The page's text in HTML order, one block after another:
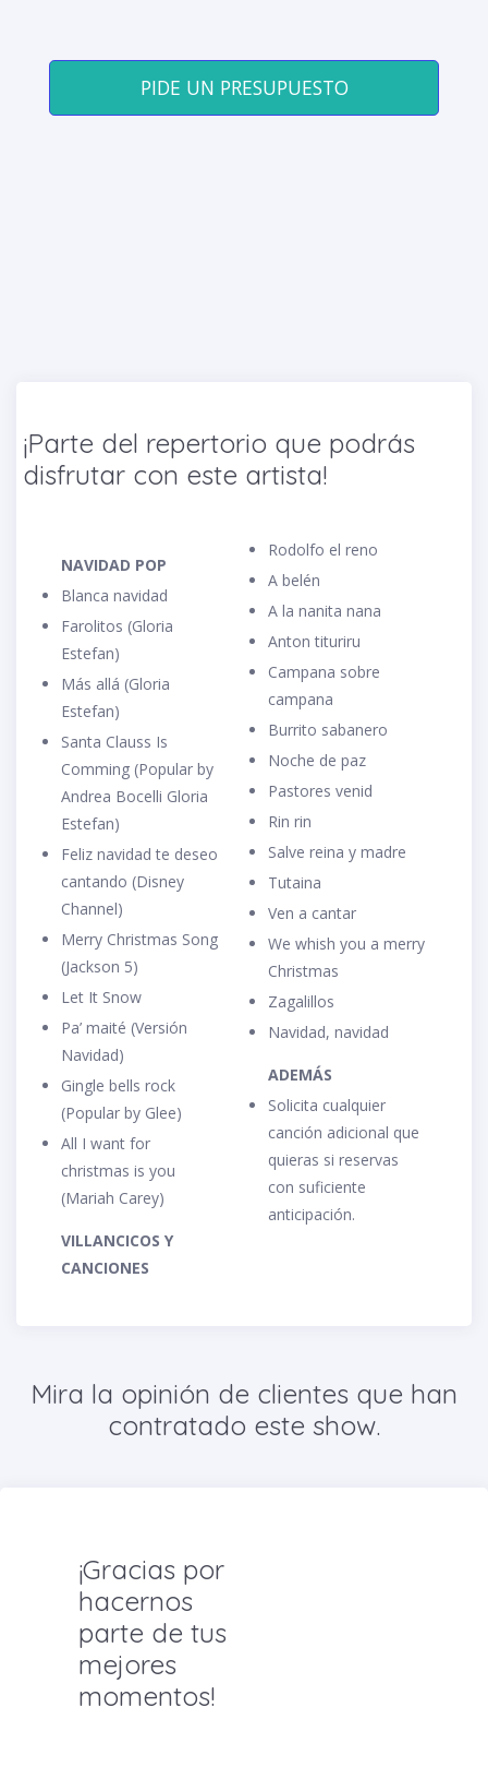
PIDE UN PRESUPUESTO
¡Parte del repertorio que podrás
disfrutar con este artista!
NAVIDAD POP
Blanca navidad
Farolitos (Gloria
Estefan)
Más allá (Gloria
Estefan)
Santa Clauss Is
Comming (Popular by
Andrea Bocelli Gloria
Estefan)
Feliz navidad te deseo
cantando (Disney
Channel)
Merry Christmas Song
(Jackson 5)
Let It Snow
Pa’ maité (Versión
Navidad)
Gingle bells rock
(Popular by Glee)
All I want for
christmas is you
(Mariah Carey)
VILLANCICOS Y
CANCIONES
Rodolfo el reno
A belén
A la nanita nana
Anton tituriru
Campana sobre
campana
Burrito sabanero
Noche de paz
Pastores venid
Rin rin
Salve reina y madre
Tutaina
Ven a cantar
We whish you a merry
Christmas
Zagalillos
Navidad, navidad
ADEMÁS
Solicita cualquier
canción adicional que
quieras si reservas
con suficiente
anticipación.
Mira la opinión de clientes que han
contratado este show.
¡Gracias por
hacernos
parte de tus
mejores
momentos!